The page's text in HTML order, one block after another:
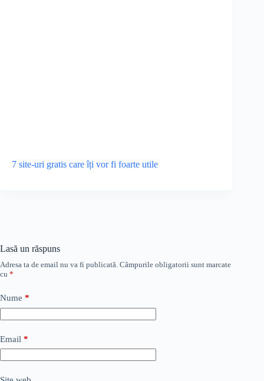
7 site-uri gratis care îți vor fi foarte utile
Lasă un răspuns
Adresa ta de email nu va fi publicată. Câmpurile obligatorii sunt marcate
cu *
Nume *
Email *